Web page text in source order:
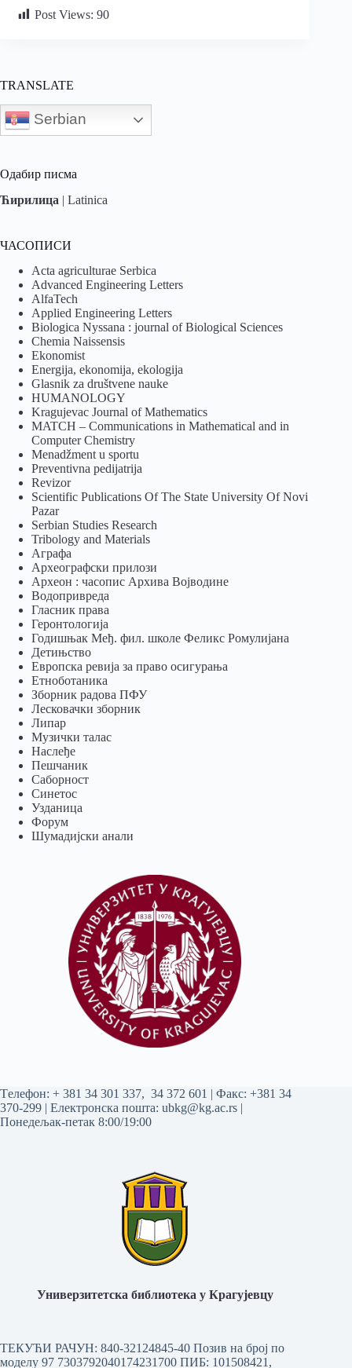
Post Views: 90
TRANSLATE
Serbian
Одабир писма
Ћирилица | Latinica
ЧАСОПИСИ
Acta agriculturae Serbica
Advanced Engineering Letters
AlfaTech
Applied Engineering Letters
Biologica Nyssana : journal of Biological Sciences
Chemia Naissensis
Ekonomist
Energija, ekonomija, ekologija
Glasnik za društvene nauke
HUMANOLOGY
Kragujevac Journal of Mathematics
MATCH – Communications in Mathematical and in
Computer Chemistry
Menadžment u sportu
Preventivna pedijatrija
Revizor
Scientific Publications Of The State University Of Novi
Pazar
Serbian Studies Research
Tribology and Materials
Аграфа
Археографски прилози
Археон : часопис Архива Војводине
Водопривреда
Гласник права
Геронтологија
Годишњак Међ. фил. школе Феликс Ромулијана
Детињство
Европска ревија за право осигурања
Eтноботаника
Зборник радова ПФУ
Лесковачки зборник
Липар
Музички талас
Наслеђе
Пешчаник
Саборност
Синетос
Узданица
Форум
Шумадијски анали
Tелефон: + 381 34 301 337, 34 372 601 | Факс: +381 34
370-299 | Електронска пошта: ubkg@kg.ac.rs |
Понедељак-петак 8:00/19:00
Универзитетска библиотека у Крагујевцу
ТЕКУЋИ РАЧУН: 840-32124845-40 Позив на број по
моделу 97 7303792040174231700 ПИБ: 101508421,